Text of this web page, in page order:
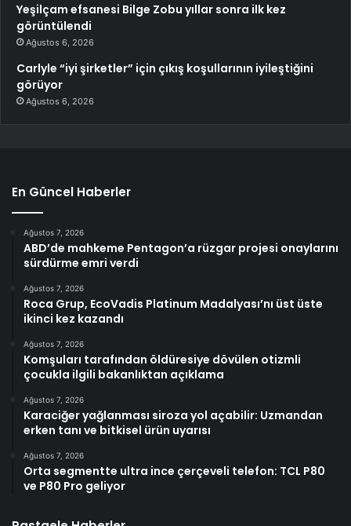
Yeşilçam efsanesi Bilge Zobu yıllar sonra ilk kez
görüntülendi
Ağustos 6, 2026
Carlyle “iyi şirketler” için çıkış koşullarının iyileştiğini
görüyor
Ağustos 6, 2026
En Güncel Haberler
Ağustos 7, 2026
ABD’de mahkeme Pentagon’a rüzgar projesi onaylarını
sürdürme emri verdi
Ağustos 7, 2026
Roca Grup, EcoVadis Platinum Madalyası’nı üst üste
ikinci kez kazandı
Ağustos 7, 2026
Komşuları tarafından öldüresiye dövülen otizmli
çocukla ilgili bakanlıktan açıklama
Ağustos 7, 2026
Karaciğer yağlanması siroza yol açabilir: Uzmandan
erken tanı ve bitkisel ürün uyarısı
Ağustos 7, 2026
Orta segmentte ultra ince çerçeveli telefon: TCL P80
ve P80 Pro geliyor